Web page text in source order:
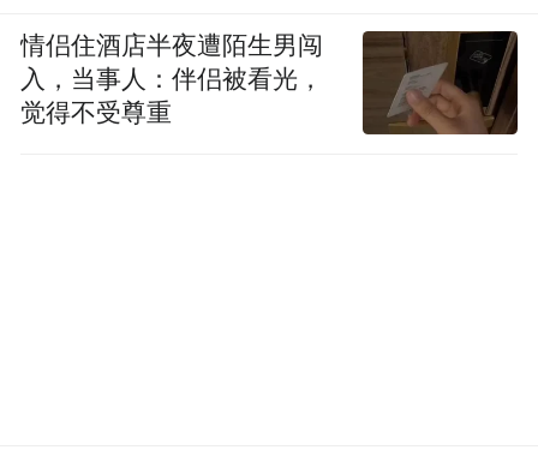
情侣住酒店半夜遭陌生男闯
入，当事人：伴侣被看光，
觉得不受尊重